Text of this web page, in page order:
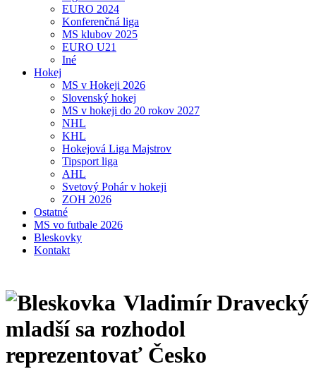
EURO 2024
Konferenčná liga
MS klubov 2025
EURO U21
Iné
Hokej
MS v Hokeji 2026
Slovenský hokej
MS v hokeji do 20 rokov 2027
NHL
KHL
Hokejová Liga Majstrov
Tipsport liga
AHL
Svetový Pohár v hokeji
ZOH 2026
Ostatné
MS vo futbale 2026
Bleskovky
Kontakt
Vladimír Dravecký
mladší sa rozhodol
reprezentovať Česko